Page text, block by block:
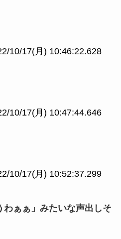
10/17(月) 10:46:22.628
10/17(月) 10:47:44.646
10/17(月) 10:52:37.299
わぁぁ」みたいな声出しそ